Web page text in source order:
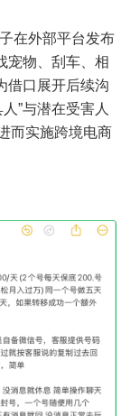
在外部平台发布
宠物、刮车、相
借口展开后续沟
”与潜在受害人
而实施跨境电商